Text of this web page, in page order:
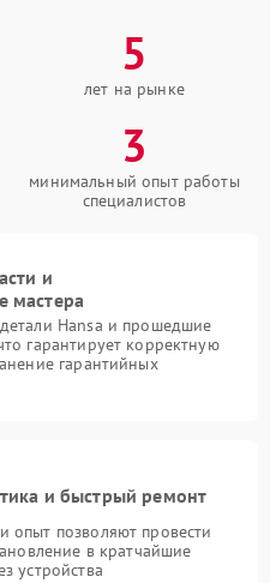
5
лет на рынке
3
минимальный опыт работы
специалистов
и
мастера
Hansa и прошедшие
гарантирует корректную
гарантийных
и быстрый ремонт
позволяют провести
в кратчайшие
устройства